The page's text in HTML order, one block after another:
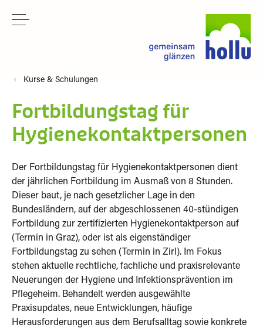
Kurse & Schulungen
Fortbildungstag für
Hygienekontaktpersonen
Der Fortbildungstag für Hygienekontaktpersonen dient
der jährlichen Fortbildung im Ausmaß von 8 Stunden.
Dieser baut, je nach gesetzlicher Lage in den
Bundesländern, auf der abgeschlossenen 40-stündigen
Fortbildung zur zertifizierten Hygienekontaktperson auf
(Termin in Graz), oder ist als eigenständiger
Fortbildungstag zu sehen (Termin in Zirl). Im Fokus
stehen aktuelle rechtliche, fachliche und praxisrelevante
Neuerungen der Hygiene und Infektionsprävention im
Pflegeheim. Behandelt werden ausgewählte
Praxisupdates, neue Entwicklungen, häufige
Herausforderungen aus dem Berufsalltag sowie konkrete